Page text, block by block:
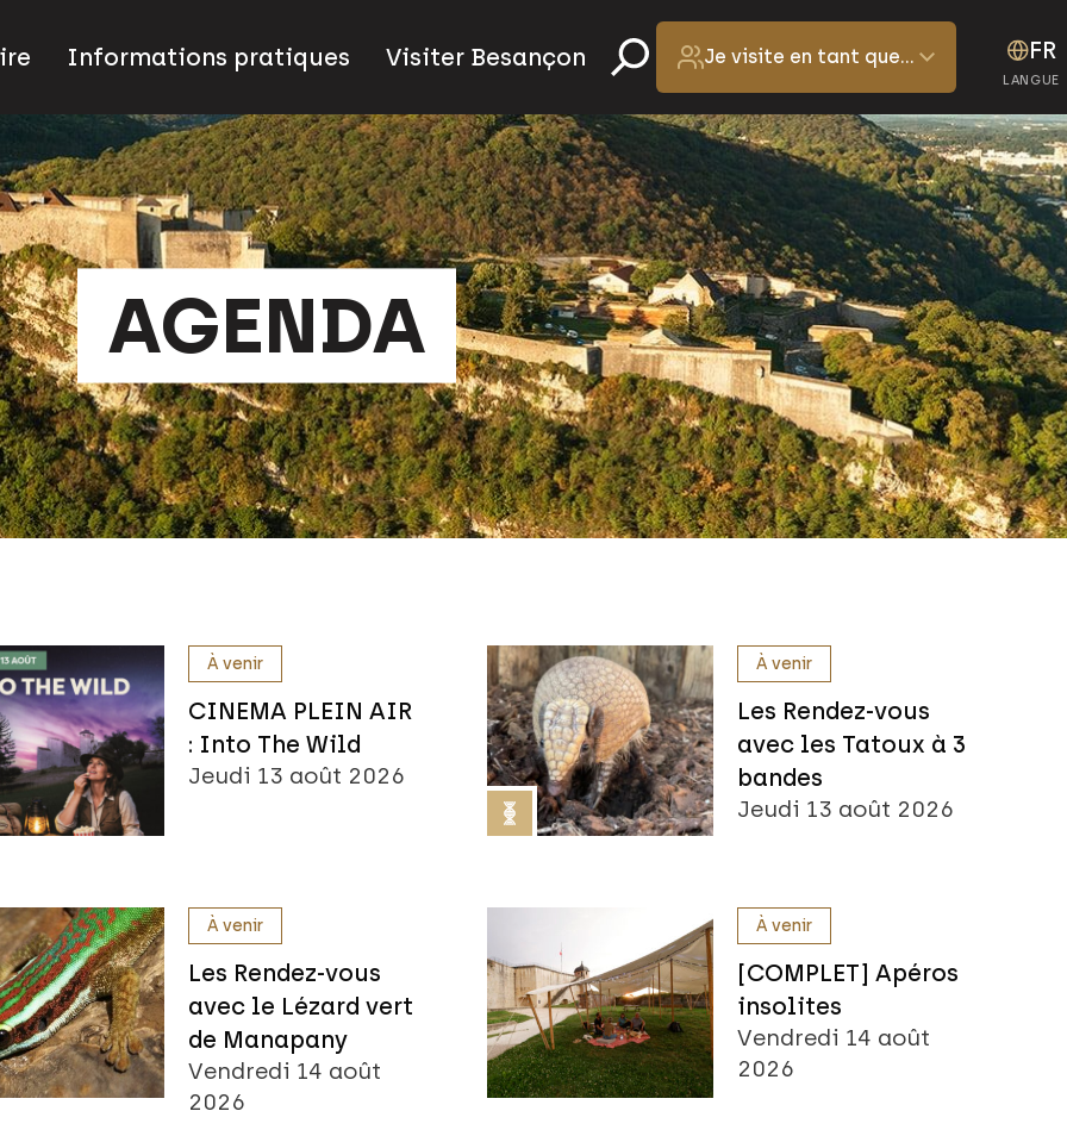
FR
Informations pratiques Visiter Besançon Je visite en tant que…
AGENDA
À venir
CINEMA PLEIN AIR
: Into The Wild
Jeudi 13 août 2026
À venir
Les Rendez-vous
avec les Tatoux à 3
bandes
Jeudi 13 août 2026
À venir
Les Rendez-vous
avec le Lézard vert
de Manapany
Vendredi 14 août
2026
À venir
[COMPLET] Apéros
insolites
Vendredi 14 août
2026